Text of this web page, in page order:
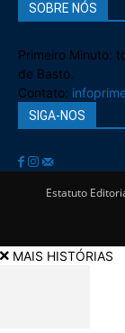
SOBRE NÓS
Primeiro Minuto:
de Basto.
Contato:
SIGA-NOS
Estatuto
MAIS HISTÓRIAS